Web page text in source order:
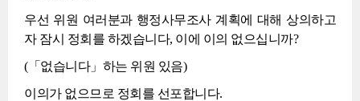
우선 위원 여러분과 행정사무조사 계획에 대해 상의하고
자 잠시 정회를 하겠습니다, 이에 이의 없으십니까?
(「없습니다」하는 위원 있음)
이의가 없으므로 정회를 선포합니다.